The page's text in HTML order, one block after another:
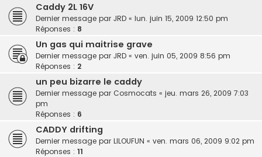
Caddy 2L 16V
Dernier message par JRD « lun. juin 15, 2009 12:50 pm
Réponses : 8
Un gas qui maitrise grave
Dernier message par JRD « ven. juin 05, 2009 8:56 pm
Réponses : 2
un peu bizarre le caddy
Dernier message par Cosmocats « jeu. mars 26, 2009 7:03
pm
Réponses : 6
CADDY drifting
Dernier message par LILOUFUN « ven. mars 06, 2009 9:02 pm
Réponses : 11